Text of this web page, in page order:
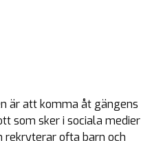
är att komma åt gängens
som sker i sociala medier
rekryterar ofta barn och